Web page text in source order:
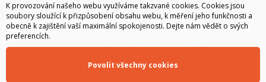
K provozování našeho webu využíváme takzvané cookies. Cookies jsou
soubory sloužící k přizpůsobení obsahu webu, k měření jeho funkčnosti a
obecně k zajištění vaší maximální spokojenosti. Dejte nám vědět o svých
preferencích.
Povolit všechny cookies